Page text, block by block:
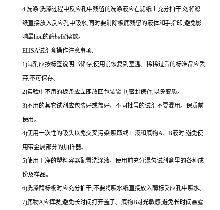
4.洗涤:洗涤过程中反应孔中残留的洗涤液应在滤纸上充分拍干,勿将滤
纸直接放入反应孔中吸水,同时要消除板底残留的液体和手指印,避免影
响最hou的酶标仪读数。
ELISA试剂盒操作注意事项:
1)试剂应按标签说明书储存,使用前恢复到室温。稀稀过后的标准品应丢
弃,不可保存。
2)实验中不用的板条应立即放回包装袋中,密封保存,以免变质。
3)不用的其它试剂应包装好或盖好。不同批号的试剂不要混用。保质前
使用。
4)使用一次性的吸头以免交叉污染,吸取终止液和底物A、 B液时,避免使
用带金属部分的加样器。
5)使用干净的塑料容器配置洗涤液。使用前充分混匀试剂盒里的各种成
份及样品。
6)洗涤酶标板时应充分拍干,不要将吸水纸直接放入酶标反应孔中吸水。
7)底物A应挥发,避免长时间打开盖子。底物B对光敏感,避免长时间暴露